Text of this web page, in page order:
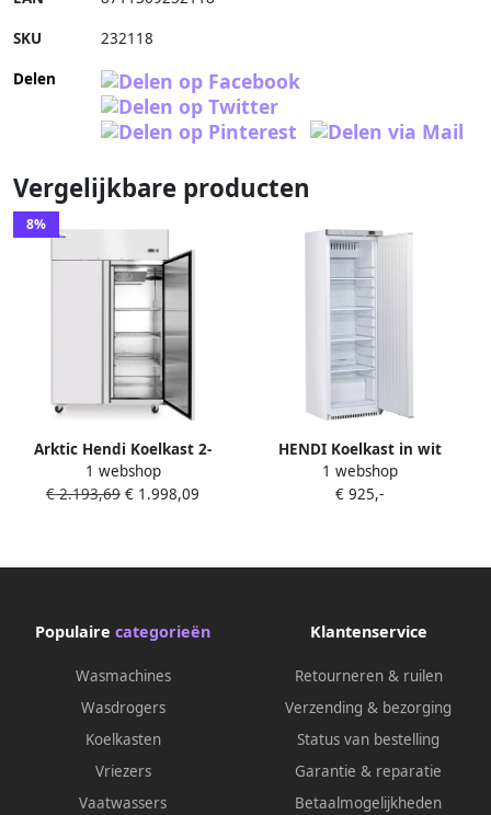
SKU 232118
Delen
Vergelijkbare producten
8%
Arktic Hendi Koelkast 2-
deurs Profi Line 1300 L
Horeca koelkast
1 webshop
€ 2.193,69 € 1.998,09
HENDI Koelkast in wit
gelakte stalen behuizing
Arktic 600x701x(H)1876mm
1 webshop
€ 925,-
Populaire categorieën
Wasmachines
Wasdrogers
Koelkasten
Vriezers
Vaatwassers
Klantenservice
Retourneren & ruilen
Verzending & bezorging
Status van bestelling
Garantie & reparatie
Betaalmogelijkheden